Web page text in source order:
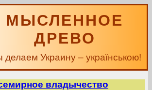
МЫСЛЕННОЕ
ДРЕВО
Украину – українською!
владычество